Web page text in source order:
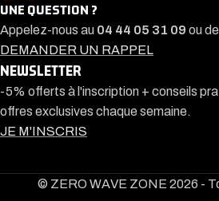
UNE QUESTION ?
Appelez-nous au 04 44 05 31 09 ou
DEMANDER UN RAPPEL
NEWSLETTER
-5% offerts à l'inscription + conseils
offres exclusives chaque semaine.
JE M'INSCRIS
© ZERO WAVE ZONE 2026 -